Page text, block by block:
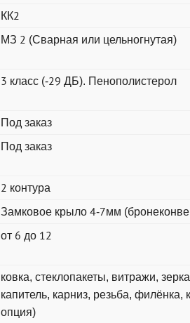
КК2
МЗ 2 (Сварная или цельногнутая)
3 класс (-29 ДБ). Пенополистерол
Под заказ
Под заказ
2 контура
Замковое крыло 4-7мм
от 6 до 12
ковка, стеклопакеты, витражи,
капитель, карниз, резьба, филёнка,
опция)